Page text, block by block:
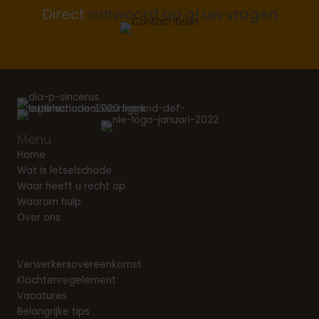
Direct antwoord op al uw vragen
Menu
Home
Wat is letselschade
Waar heeft u recht op
Waarom hulp
Over ons
Verwerkersovereenkomst
Klachtenregelement
Vacatures
Belangrijke tips